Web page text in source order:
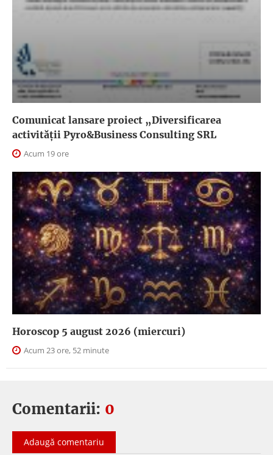
Comunicat lansare proiect „Diversificarea
activității Pyro&Business Consulting SRL
Acum 19 ore
Horoscop 5 august 2026 (miercuri)
Acum 23 ore, 52 minute
Comentarii: 0
Adaugă comentariu